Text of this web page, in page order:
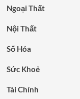
Ngoại Thất
Nội Thất
Số Hóa
Sức Khoẻ
Tài Chính